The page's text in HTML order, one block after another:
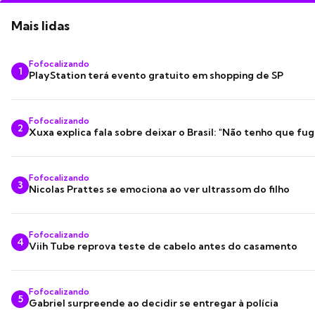
Mais lidas
1
Fofocalizando
PlayStation terá evento gratuito em shopping de SP
2
Fofocalizando
Xuxa explica fala sobre deixar o Brasil: "Não tenho que
3
Fofocalizando
Nicolas Prattes se emociona ao ver ultrassom do filho
4
Fofocalizando
Viih Tube reprova teste de cabelo antes do casamento
5
Fofocalizando
Gabriel surpreende ao decidir se entregar à polícia